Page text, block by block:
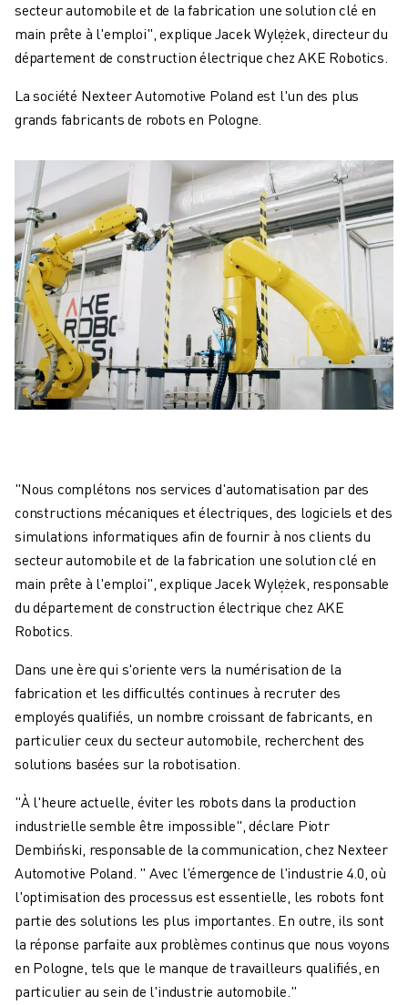
secteur automobile et de la fabrication une solution clé en
main prête à l'emploi", explique Jacek Wylężek, directeur du
département de construction électrique chez AKE Robotics.
La société Nexteer Automotive Poland est l'un des plus
grands fabricants de robots en Pologne.
"Nous complétons nos services d'automatisation par des
constructions mécaniques et électriques, des logiciels et des
simulations informatiques afin de fournir à nos clients du
secteur automobile et de la fabrication une solution clé en
main prête à l'emploi", explique Jacek Wylężek, responsable
du département de construction électrique chez AKE
Robotics.
Dans une ère qui s'oriente vers la numérisation de la
fabrication et les difficultés continues à recruter des
employés qualifiés, un nombre croissant de fabricants, en
particulier ceux du secteur automobile, recherchent des
solutions basées sur la robotisation.
"À l'heure actuelle, éviter les robots dans la production
industrielle semble être impossible", déclare Piotr
Dembiński, responsable de la communication, chez Nexteer
Automotive Poland. " Avec l'émergence de l'industrie 4.0, où
l'optimisation des processus est essentielle, les robots font
partie des solutions les plus importantes. En outre, ils sont
la réponse parfaite aux problèmes continus que nous voyons
en Pologne, tels que le manque de travailleurs qualifiés, en
particulier au sein de l'industrie automobile."